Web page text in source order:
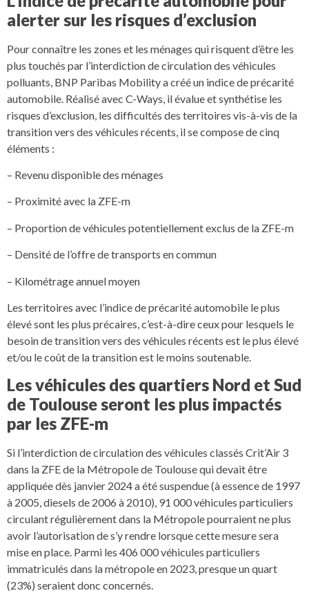
alerter sur les risques d’exclusion
Pour connaître les zones et les ménages qui risquent d’être les
plus touchés par l’interdiction de circulation des véhicules
polluants, BNP Paribas Mobility a créé un indice de précarité
automobile. Réalisé avec C-Ways, il évalue et synthétise les
risques d’exclusion, les difficultés des territoires vis-à-vis de la
transition vers des véhicules récents, il se compose de cinq
éléments :
– Revenu disponible des ménages
– Proximité avec la ZFE-m
– Proportion de véhicules potentiellement exclus de la ZFE-m
– Densité de l’offre de transports en commun
– Kilométrage annuel moyen
Les territoires avec l’indice de précarité automobile le plus
élevé sont les plus précaires, c’est-à-dire ceux pour lesquels le
besoin de transition vers des véhicules récents est le plus élevé
et/ou le coût de la transition est le moins soutenable.
Les véhicules des quartiers Nord et Sud
de Toulouse seront les plus impactés
par les ZFE-m
Si l’interdiction de circulation des véhicules classés Crit’Air 3
dans la ZFE de la Métropole de Toulouse qui devait être
appliquée dès janvier 2024 a été suspendue (à essence de 1997
à 2005, diesels de 2006 à 2010), 91 000 véhicules particuliers
circulant régulièrement dans la Métropole pourraient ne plus
avoir l’autorisation de s’y rendre lorsque cette mesure sera
mise en place. Parmi les 406 000 véhicules particuliers
immatriculés dans la métropole en 2023, presque un quart
(23%) seraient donc concernés.